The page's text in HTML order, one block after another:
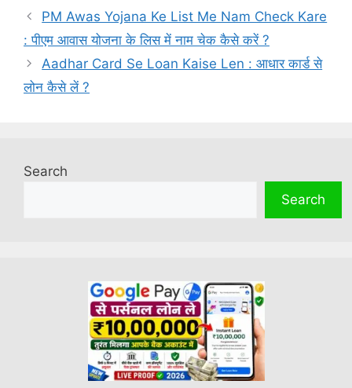
PM Awas Yojana Ke List Me Nam Check Kare
: पीएम आवास योजना के लिस में नाम चेक कैसे करें ?
Aadhar Card Se Loan Kaise Len : आधार कार्ड से
लोन कैसे लें ?
Search
Search